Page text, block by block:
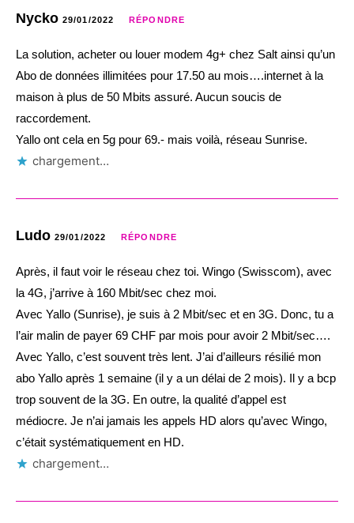
Nycko 29/01/2022 RÉPONDRE
La solution, acheter ou louer modem 4g+ chez Salt ainsi qu’un
Abo de données illimitées pour 17.50 au mois….internet à la
maison à plus de 50 Mbits assuré. Aucun soucis de
raccordement.
Yallo ont cela en 5g pour 69.- mais voilà, réseau Sunrise.
chargement…
Ludo 29/01/2022 RÉPONDRE
Après, il faut voir le réseau chez toi. Wingo (Swisscom), avec
la 4G, j’arrive à 160 Mbit/sec chez moi.
Avec Yallo (Sunrise), je suis à 2 Mbit/sec et en 3G. Donc, tu a
l’air malin de payer 69 CHF par mois pour avoir 2 Mbit/sec….
Avec Yallo, c’est souvent très lent. J’ai d’ailleurs résilié mon
abo Yallo après 1 semaine (il y a un délai de 2 mois). Il y a bcp
trop souvent de la 3G. En outre, la qualité d’appel est
médiocre. Je n’ai jamais les appels HD alors qu’avec Wingo,
c’était systématiquement en HD.
chargement…